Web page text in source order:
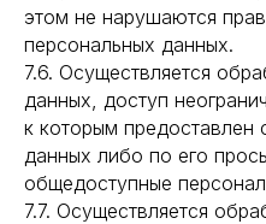
этом не нарушаются
персональных данных.
7.6. Осуществляется
данных, доступ
к которым предоставлен
данных либо по его
общедоступные
7.7. Осуществляется